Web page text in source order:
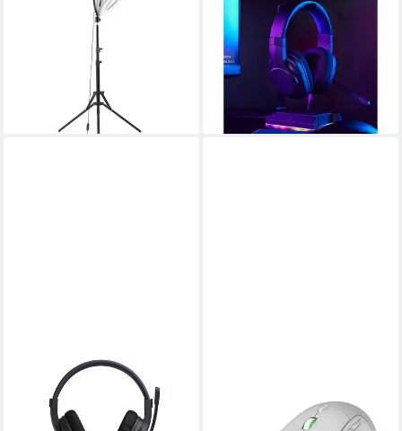
Ringlicht Streamlight 900, mit
leider ausverkauft
SoundZ 200 V2, Schwarz
Gaming-Headset
(Lautstärkeregler)
ab 19,99 € UVP39,99 €
lieferbar - in 2-3 Werktagen bei dir